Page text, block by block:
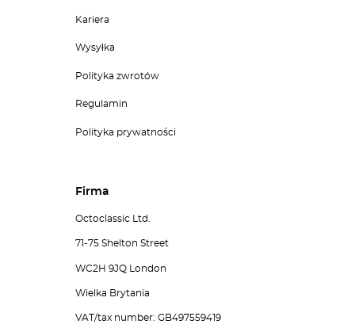
Kariera
Wysyłka
Polityka zwrotów
Regulamin
Polityka prywatności
Firma
Octoclassic Ltd.
71-75 Shelton Street
WC2H 9JQ London
Wielka Brytania
VAT/tax number: GB497559419